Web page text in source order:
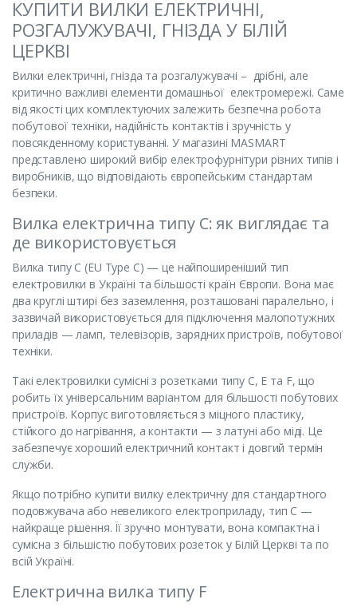
КУПИТИ ВИЛКИ ЕЛЕКТРИЧНІ,
РОЗГАЛУЖУВАЧІ, ГНІЗДА У БІЛІЙ
ЦЕРКВІ
Вилки електричні, гнізда та розгалужувачі – дрібні, але
критично важливі елементи домашньої електромережі. Саме
від якості цих комплектуючих залежить безпечна робота
побутової техніки, надійність контактів і зручність у
повсякденному користуванні. У магазині MASMART
представлено широкий вибір електрофурнітури різних типів і
виробників, що відповідають європейським стандартам
безпеки.
Вилка електрична типу C: як виглядає та
де використовується
Вилка типу C (EU Type C) — це найпоширеніший тип
електровилки в Україні та більшості країн Європи. Вона має
два круглі штирі без заземлення, розташовані паралельно, і
зазвичай використовується для підключення малопотужних
приладів — ламп, телевізорів, зарядних пристроїв, побутової
техніки.
Такі електровилки сумісні з розетками типу C, E та F, що
робить їх універсальним варіантом для більшості побутових
пристроїв. Корпус виготовляється з міцного пластику,
стійкого до нагрівання, а контакти — з латуні або міді. Це
забезпечує хороший електричний контакт і довгий термін
служби.
Якщо потрібно купити вилку електричну для стандартного
подовжувача або невеликого електроприладу, тип C —
найкраще рішення. Її зручно монтувати, вона компактна і
сумісна з більшістю побутових розеток у Білій Церкві та по
всій Україні.
Електрична вилка типу F